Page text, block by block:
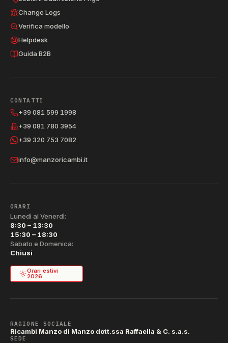
Change Logs
Verifica modello
Helpdesk
Guida B2B
CONTATTI
+39 081 599 1998
+39 081 780 3954
+39 320 753 7082
info@manzoricambi.it
ORARI
Lunedì al Venerdì:
8:30 – 13:30
15:30 – 18:30
Sabato e Domenica:
Chiusi
Orari estivi
2026
RAGIONE SOCIALE
Ricambi Manzo di Manzo dott.ssa Raffaella & C. s.a.s.
SEDE